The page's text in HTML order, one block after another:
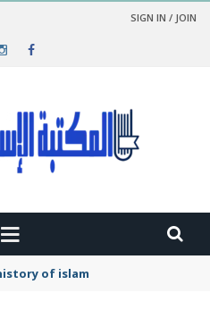
SIGN IN / JOIN
of islam